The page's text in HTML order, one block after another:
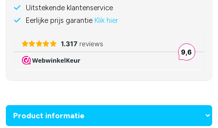
Uitstekende klantenservice
Eerlijke prijs garantie Klik hier